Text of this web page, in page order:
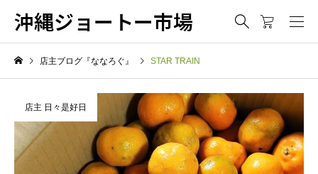
沖縄ジョートー市場
店主ブログ『ななろぐ』 STAR TRAIN
店主 日々是好日